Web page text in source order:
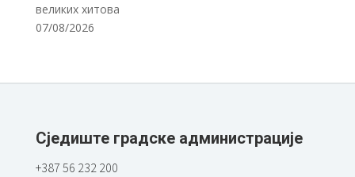
великих хитова
07/08/2026
Сједиште градске администрације
+387 56 232 200